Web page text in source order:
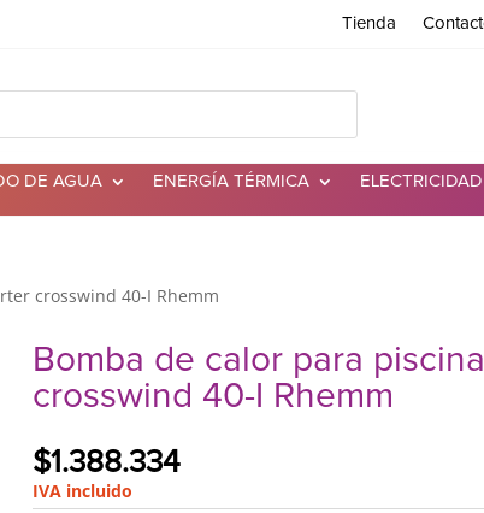
Tienda
DE AGUA ENERGÍA TÉRMICA ELECTRICIDAD
crosswind 40-I Rhemm
Bomba de calor para
crosswind 40-I Rhemm
$1.388.334
IVA incluido